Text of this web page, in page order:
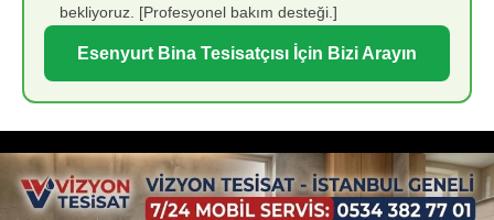
bekliyoruz. [Profesyonel bakım desteği.]
Esenyurt Bina Tesisatçısı İçin Bizi Arayın